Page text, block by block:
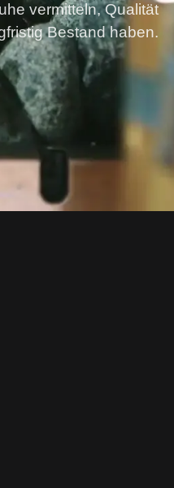
vermitteln, Qualität
Bestand haben.